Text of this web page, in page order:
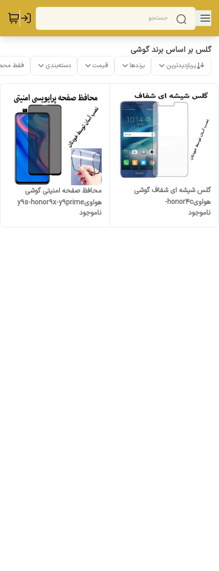
گلس بر اساس برند گوشی
پربازدیدترین برندها قیمت دسته‌بندی فقط
گلس شیشه ای شفاف گوشی
هواویhonor4c-
ضدخشHONOR4C
ناموجود
محافظ صفحه امنیتی گوشی
هواویy9s-honor9x-y9prime
2019-ضدخشY9prime2019
ناموجود